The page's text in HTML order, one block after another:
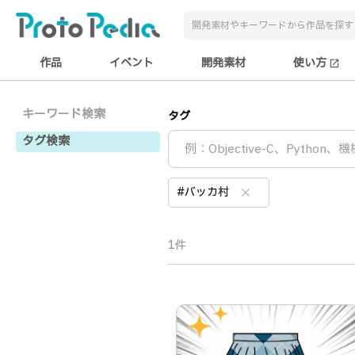
作品 イベント 開発素材 使い方 open_in_new
キーワード検索
タグ検索
タグ
#バッカ村 clear
1件